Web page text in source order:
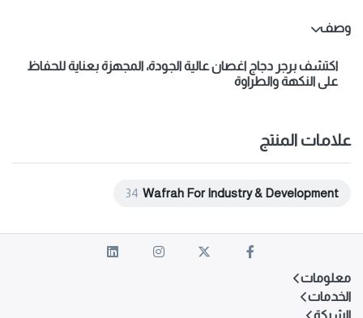
وصف
اكتشفبرجر دجاج اغصانعالية الجودة، المجهزة بعناية للحفاظ
على النكهة والطراوة
علامات المنتج
Wafrah For Industry & Development
34
معلومات
الخدمات
الشركة